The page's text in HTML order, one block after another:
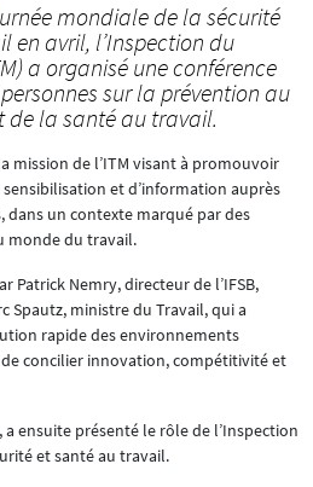
mondiale de la sécurité
en avril, l’Inspection du
a organisé une conférence
sur la prévention au
de la santé au travail.
mission de l’ITM visant à promouvoir
et d’information auprès
dans un contexte marqué par des
monde du travail.
Patrick Nemry, directeur de l’IFSB,
Spautz, ministre du Travail, qui a
rapide des environnements
concilier innovation, compétitivité et
a ensuite présenté le rôle de l’Inspection
et santé au travail.